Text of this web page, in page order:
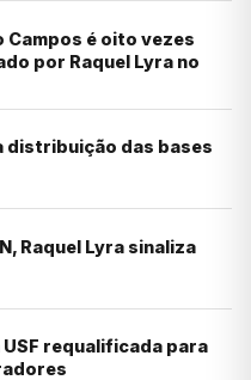
Campos é oito vezes
por Raquel Lyra no
distribuição das bases
Raquel Lyra sinaliza
requalificada para